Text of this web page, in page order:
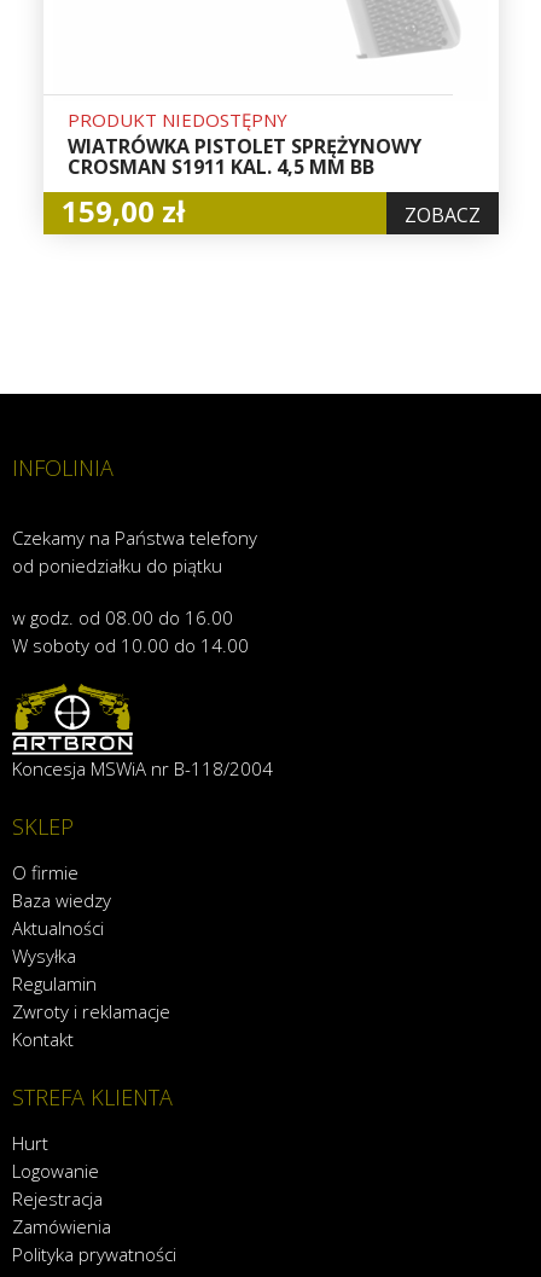
PRODUKT NIEDOSTĘPNY
WIATRÓWKA PISTOLET SPRĘŻYNOWY
CROSMAN S1911 KAL. 4,5 MM BB
159,00 zł ZOBACZ
INFOLINIA
Czekamy na Państwa telefony
od poniedziałku do piątku
w godz. od 08.00 do 16.00
W soboty od 10.00 do 14.00
Koncesja MSWiA nr B-118/2004
SKLEP
O firmie
Baza wiedzy
Aktualności
Wysyłka
Regulamin
Zwroty i reklamacje
Kontakt
STREFA KLIENTA
Hurt
Logowanie
Rejestracja
Zamówienia
Polityka prywatności